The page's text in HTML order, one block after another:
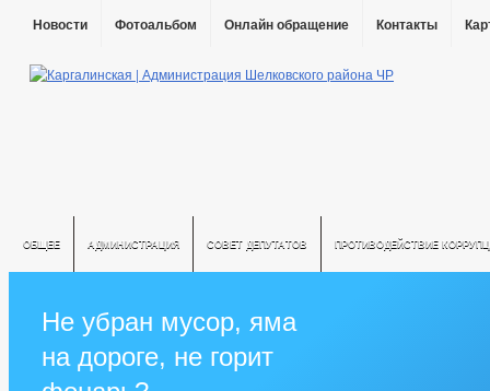
Новости Фотоальбом Онлайн обращение Контакты
ОБЩЕЕ АДМИНИСТРАЦИЯ СОВЕТ ДЕПУТАТОВ ПРОТИВОДЕЙСТВИЕ
Не убран мусор, яма
на дороге, не горит